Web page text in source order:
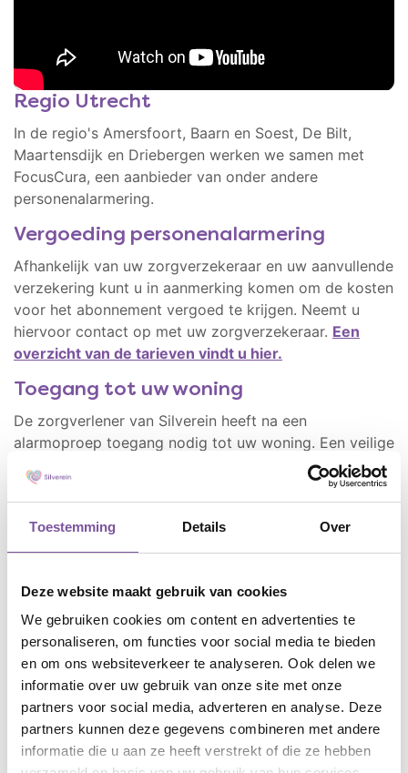
Toestemming Details Over
Deze website maakt gebruik van cookies
We gebruiken cookies om content en advertenties te
personaliseren, om functies voor social media te bieden
en om ons websiteverkeer te analyseren. Ook delen we
informatie over uw gebruik van onze site met onze
partners voor social media, adverteren en analyse. Deze
partners kunnen deze gegevens combineren met andere
informatie die u aan ze heeft verstrekt of die ze hebben
Regio Utrecht
In de regio's Amersfoort, Baarn en Soest, De Bilt,
Maartensdijk en Driebergen werken we samen met
FocusCura, een aanbieder van onder andere
personenalarmering.
Vergoeding personenalarmering
Afhankelijk van uw zorgverzekeraar en uw aanvullende
verzekering kunt u in aanmerking komen om de kosten
voor het abonnement vergoed te krijgen. Neemt u
hiervoor contact op met uw zorgverzekeraar. Een
overzicht van de tarieven vindt u hier.
Toegang tot uw woning
De zorgverlener van Silverein heeft na een
alarmoproep toegang nodig tot uw woning. Een veilige
oplossing hiervoor is het CKey Door. Het slot zit aan
de binnenkant van uw voordeur. Hierdoor kan niemand
aan de buitenkant van uw woning zien dat u hulp
krijgt. Het CKey Door wordt gekoppeld aan de
smartphone van de zorgverlener, waardoor toegang
gebruiken, wel krijgt u andere sleutels. Het CKey Door
heeft het SKG*** veiligheidskeurmerk.
Als het niet mogelijk is het CKey Door aan de
binnenzijde van uw voordeur te plaatsen, kunt u kiezen
voor de eveneens veilige elektronische Ckey safe (dit
is een beveiligde kluis waar uw huissleutels in hangen).